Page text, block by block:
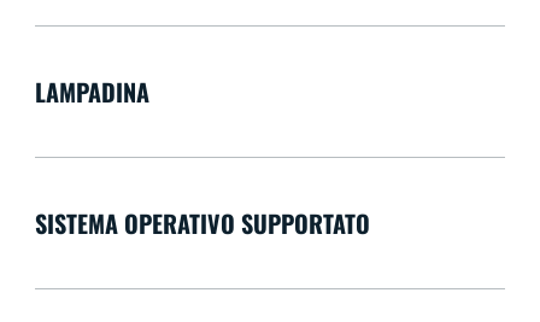
LAMPADINA
SISTEMA OPERATIVO SUPPORTATO